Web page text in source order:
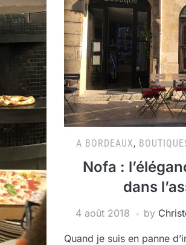
A BORDEAUX,
Nofa :
dans
4 août 2018 by
Quand je suis en panne